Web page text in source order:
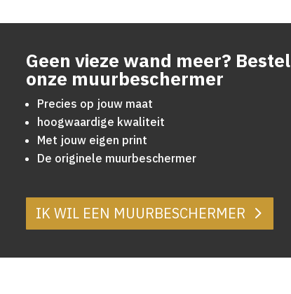
Geen vieze wand meer? Bestel
onze muurbeschermer
Precies op jouw maat
hoogwaardige kwaliteit
Met jouw eigen print
De originele muurbeschermer
IK WIL EEN MUURBESCHERMER